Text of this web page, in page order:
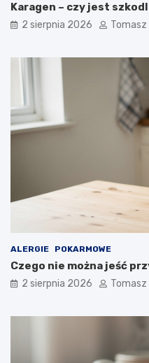
Karagen – czy jest
2 sierpnia 2026 Tomasz
ALERGIE POKARMOWE
Czego nie można jeść
2 sierpnia 2026 Tomasz